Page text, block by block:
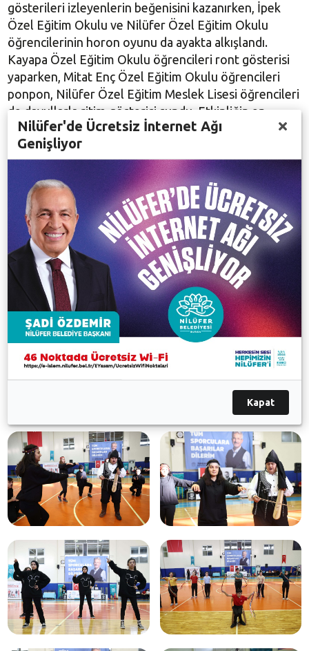
gösterileri izleyenlerin beğenisini kazanırken, İpek
Özel Eğitim Okulu ve Nilüfer Özel Eğitim Okulu
öğrencilerinin horon oyunu da ayakta alkışlandı.
Kayapa Özel Eğitim Okulu öğrencileri ront gösterisi
yaparken, Mitat Enç Özel Eğitim Okulu öğrencileri
ponpon, Nilüfer Özel Eğitim Meslek Lisesi öğrencileri
de davullarla ritim gösterisi sundu. Etkinliğin en
heyecanlı anları, spor parkurunda yaşandı.
Ebeveynleriyle birlikte sahaya çıkan öğrenciler,
oluşturulan engelleri bir bir aşarak, parkurun sonunda
potaya basket attılar. Öğrencilerin mutluluğunun
gözlerinden okunduğu gün, sihirbaz gösterisiyle sona
erdi.
Günün sonunda Nilüfer Belediye Başkan Yardımcısı
Dr. Sibel Özer, beraberindekilerle birlikte “Engelsiz
Spor Etkinliği”ne katılan öğrencilere teşekkür ederek,
madalya verdi. Özer, Türkiye Görme Engelliler Spor
Federasyonu’nun, Cumhuriyet’in 100. yılı kapsamında
düzenlediği “Futsal 100. Yıl Cumhuriyet Kupası”nda
şampiyon olan Nilüfer Belediyesi Görme Engelliler
Spor Kulübü’nü de, başarılarından dolayı ödüllendirdi.
Nilüfer'de Ücretsiz İnternet Ağı
Genişliyor
Kapat